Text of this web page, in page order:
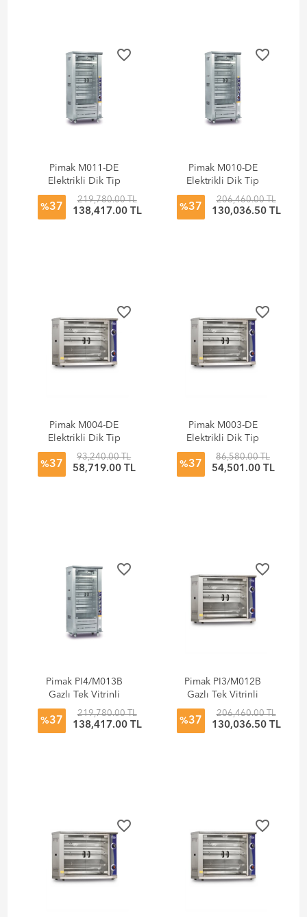
favorite_border
Pimak M011-DE
Elektrikli Dik Tip
Piliç Çevirme
Makinesi
%37
219,780.00 TL
138,417.00 TL
favorite_border
Pimak M010-DE
Elektrikli Dik Tip
Piliç Çevirme
Makinesi
%37
206,460.00 TL
130,036.50 TL
favorite_border
Pimak M004-DE
Elektrikli Dik Tip
Piliç Çevirme
Makinesi
%37
93,240.00 TL
58,719.00 TL
favorite_border
Pimak M003-DE
Elektrikli Dik Tip
Piliç Çevirme
Makinesi
%37
86,580.00 TL
54,501.00 TL
favorite_border
Pimak PI4/M013B
Gazlı Tek Vitrinli
Çevirme Makinesi
%37
219,780.00 TL
138,417.00 TL
favorite_border
Pimak PI3/M012B
Gazlı Tek Vitrinli
Çevirme Makinesi
%37
206,460.00 TL
130,036.50 TL
favorite_border favorite_border